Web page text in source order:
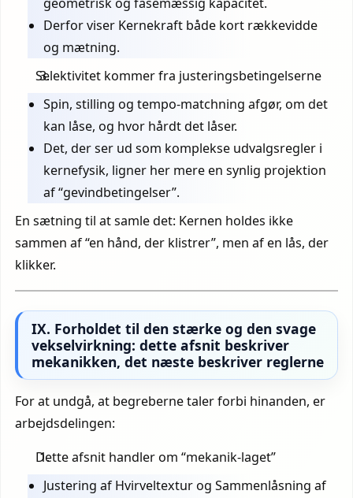
Derfor viser Kernekraft både kort rækkevidde
og mætning.
Selektivitet kommer fra justeringsbetingelserne
Spin, stilling og tempo-matchning afgør, om det
kan låse, og hvor hårdt det låser.
Det, der ser ud som komplekse udvalgsregler i
kernefysik, ligner her mere en synlig projektion
af “gevindbetingelser”.
En sætning til at samle det: Kernen holdes ikke
sammen af “en hånd, der klistrer”, men af en lås, der
klikker.
IX. Forholdet til den stærke og den svage
vekselvirkning: dette afsnit beskriver
mekanikken, det næste beskriver reglerne
For at undgå, at begreberne taler forbi hinanden, er
arbejdsdelingen:
Dette afsnit handler om “mekanik-laget”
Justering af Hvirveltextur og Sammenlåsning af